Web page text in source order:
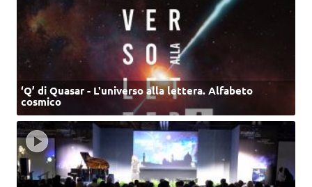
‘Q’ di Quasar - L'universo alla lettera. Alfabeto
cosmico